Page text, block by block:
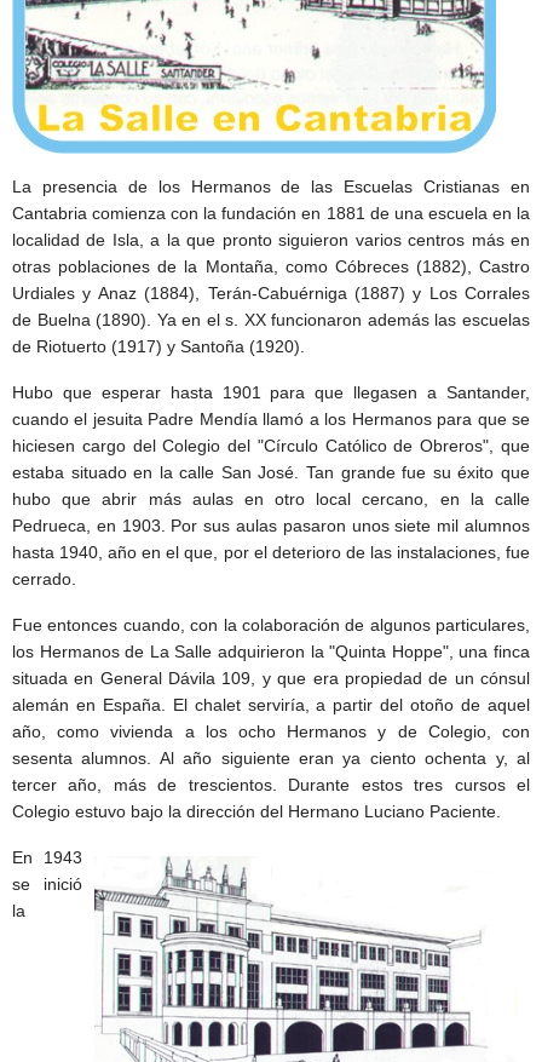
La presencia de los Hermanos de las Escuelas Cristianas en
Cantabria comienza con la fundación en 1881 de una escuela en la
localidad de Isla, a la que pronto siguieron varios centros más en
otras poblaciones de la Montaña, como Cóbreces (1882), Castro
Urdiales y Anaz (1884), Terán-Cabuérniga (1887) y Los Corrales
de Buelna (1890). Ya en el s. XX funcionaron además las escuelas
de Riotuerto (1917) y Santoña (1920).
Hubo que esperar hasta 1901 para que llegasen a Santander,
cuando el jesuita Padre Mendía llamó a los Hermanos para que se
hiciesen cargo del Colegio del "Círculo Católico de Obreros", que
estaba situado en la calle San José. Tan grande fue su éxito que
hubo que abrir más aulas en otro local cercano, en la calle
Pedrueca, en 1903. Por sus aulas pasaron unos siete mil alumnos
hasta 1940, año en el que, por el deterioro de las instalaciones, fue
cerrado.
Fue entonces cuando, con la colaboración de algunos particulares,
los Hermanos de La Salle adquirieron la "Quinta Hoppe", una finca
situada en General Dávila 109, y que era propiedad de un cónsul
alemán en España. El chalet serviría, a partir del otoño de aquel
año, como vivienda a los ocho Hermanos y de Colegio, con
sesenta alumnos. Al año siguiente eran ya ciento ochenta y, al
tercer año, más de trescientos. Durante estos tres cursos el
Colegio estuvo bajo la dirección del Hermano Luciano Paciente.
En 1943
se inició
la